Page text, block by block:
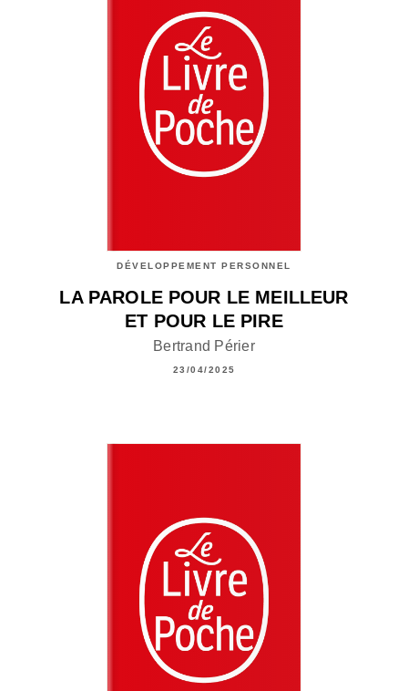
DÉVELOPPEMENT PERSONNEL
LA PAROLE POUR LE MEILLEUR
ET POUR LE PIRE
Bertrand Périer
23/04/2025